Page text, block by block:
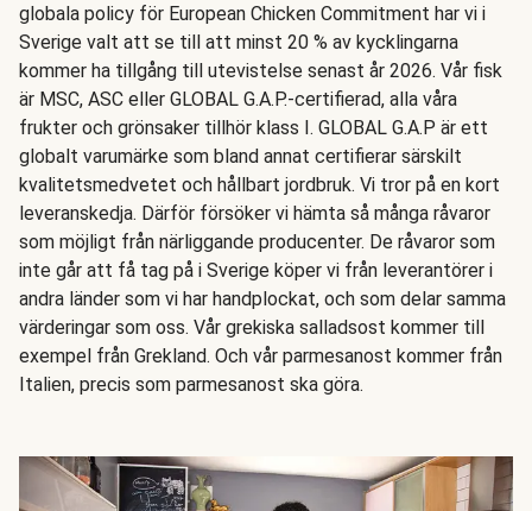
globala policy för European Chicken Commitment har vi i
Sverige valt att se till att minst 20 % av kycklingarna
kommer ha tillgång till utevistelse senast år 2026. Vår fisk
är MSC, ASC eller GLOBAL G.A.P.-certifierad, alla våra
frukter och grönsaker tillhör klass I. GLOBAL G.A.P är ett
globalt varumärke som bland annat certifierar särskilt
kvalitetsmedvetet och hållbart jordbruk. Vi tror på en kort
leveranskedja. Därför försöker vi hämta så många råvaror
som möjligt från närliggande producenter. De råvaror som
inte går att få tag på i Sverige köper vi från leverantörer i
andra länder som vi har handplockat, och som delar samma
värderingar som oss. Vår grekiska salladsost kommer till
exempel från Grekland. Och vår parmesanost kommer från
Italien, precis som parmesanost ska göra.